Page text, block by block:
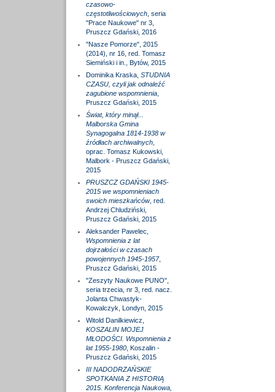
czasowo-
częstotliwościowych, seria
"Prace Naukowe" nr 3,
Pruszcz Gdański, 2016
"Nasze Pomorze", 2015
(2014), nr 16, red. Tomasz
Siemiński i in., Bytów, 2015
Dominika Kraska, STUDNIA
CZASU, czyli jak odnaleźć
zagubione wspomnienia,
Pruszcz Gdański, 2015
Świat, który minął...
Malborska Gmina
Synagogalna 1814-1938 w
źródłach archiwalnych,
oprac. Tomasz Kukowski,
Malbork - Pruszcz Gdański,
2015
PRUSZCZ GDAŃSKI 1945-
2015 we wspomnieniach
swoich mieszkańców, red.
Andrzej Chludziński,
Pruszcz Gdański, 2015
Aleksander Pawelec,
Wspomnienia z lat
dojrzałości w czasach
powojennych 1945-1957,
Pruszcz Gdański, 2015
"Zeszyty Naukowe PUNO",
seria trzecia, nr 3, red. nacz.
Jolanta Chwastyk-
Kowalczyk, Londyn, 2015
Witold Danilkiewicz,
KOSZALIN MOJEJ
MŁODOŚCI. Wspomnienia z
lat 1955-1980, Koszalin -
Pruszcz Gdański, 2015
III NADODRZAŃSKIE
SPOTKANIA Z HISTORIĄ
2015. Konferencja Naukowa,